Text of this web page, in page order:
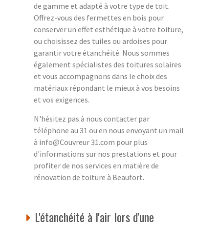
de gamme et adapté à votre type de toit.
Offrez-vous des fermettes en bois pour
conserver un effet esthétique à votre toiture,
ou choisissez des tuiles ou ardoises pour
garantir votre étanchéité. Nous sommes
également spécialistes des toitures solaires
et vous accompagnons dans le choix des
matériaux répondant le mieux à vos besoins
et vos exigences.
N'hésitez pas à nous contacter par
téléphone au 31 ou en nous envoyant un mail
à info@Couvreur 31.com pour plus
d'informations sur nos prestations et pour
profiter de nos services en matière de
rénovation de toiture à Beaufort.
L'étanchéité à l'air lors d'une